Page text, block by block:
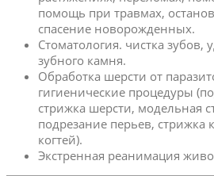
помощь при травмах,
спасение новорожденных.
Стоматология. чистка зубов,
зубного камня.
Обработка шерсти от
гигиенические процедуры
стрижка шерсти, модельная
подрезание перьев, стрижка
когтей).
Экстренная реанимация